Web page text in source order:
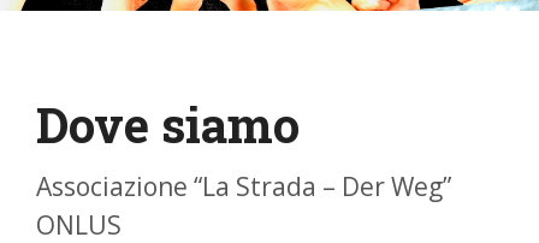
Dove siamo
Associazione “La Strada – Der Weg”
ONLUS